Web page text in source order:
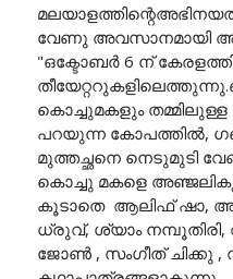
വേണു അവസാനമായി
"ഒക്ടോബർ 6 ന്
കൊച്ചുമകളും
പറയുന്ന കോപത്തിൽ,
മുത്തച്ഛനെ നെടുമുടി
കൊച്ചു മകളെ
കൂടാതെ ആലിഫ് ഷാ,
ധ്രുവ്, ശ്യാം നമ്പൂതിരി,
ജോൺ , സംഗീത് ചിക്കു ,